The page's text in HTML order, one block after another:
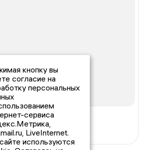
кнопку вы
согласие на
персональных
сервиса
LiveInternet.
используются